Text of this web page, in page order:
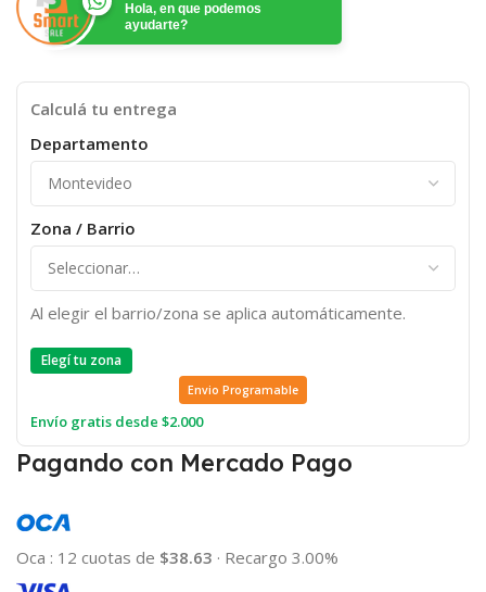
Hola, en que podemos
ayudarte?
Calculá tu entrega
Departamento
Zona / Barrio
Al elegir el barrio/zona se aplica automáticamente.
Elegí tu zona
Envio Programable
Envío gratis desde $2.000
Pagando con Mercado Pago
Oca : 12 cuotas de $38.63 · Recargo 3.00%